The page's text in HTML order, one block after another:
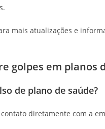
mais atualizações e
golpes em planos
de plano de saúde?
diretamente com a